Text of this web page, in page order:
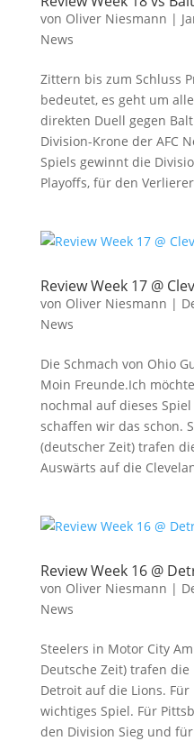
von Oliver Niesmann |
News
Zittern bis zum Schluss
bedeutet, es geht um
direkten Duell gegen
Division-Krone der AFC
Spiels gewinnt die
Playoffs, für den
Review Week 17 @
von Oliver Niesmann |
News
Die Schmach von Ohio
Moin Freunde.Ich
nochmal auf dieses
schaffen wir das schon.
(deutscher Zeit) trafen
Auswärts auf die
Review Week 16 @
von Oliver Niesmann |
News
Steelers in Motor City
Deutsche Zeit) trafen
Detroit auf die Lions.
wichtiges Spiel. Für
den Division Sieg und